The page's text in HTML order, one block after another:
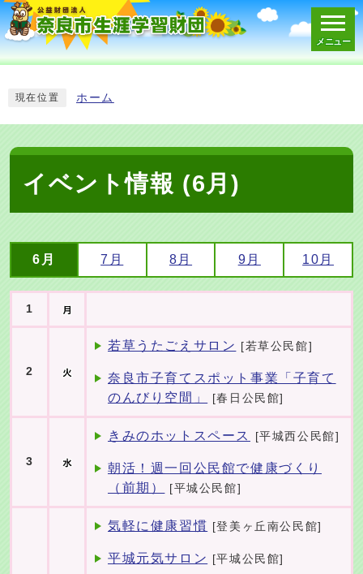
メニュー
現在位置 ホーム
イベント情報 (6月)
6月 7月 8月 9月 10月
1
2
若草うたごえサロン [若草公民館]
奈良市子育てスポット事業「子育て
のんびり空間」
[春日公民館]
3
きみのホットスペース [平城西公民館]
朝活！週一回公民館で健康づくり
（前期）
[平城公民館]
気軽に健康習慣 [登美ヶ丘南公民館]
平城元気サロン [平城公民館]